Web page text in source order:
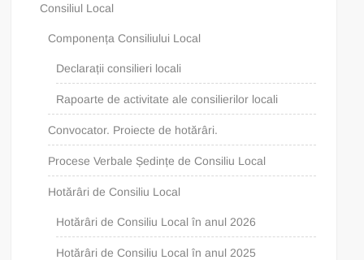
Consiliul Local
Componența Consiliului Local
Declarații consilieri locali
Rapoarte de activitate ale consilierilor locali
Convocator. Proiecte de hotărâri.
Procese Verbale Ședințe de Consiliu Local
Hotărâri de Consiliu Local
Hotărâri de Consiliu Local în anul 2026
Hotărâri de Consiliu Local în anul 2025